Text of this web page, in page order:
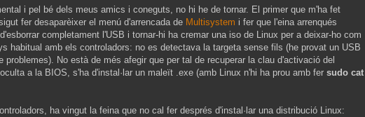
i pel bé dels meus amics i coneguts, no hi he de tornar. El primer que m'ha fet
fer desaparèixer el menú d'arrencada de Multisystem i fer que l'eina arrenqués
completament l'USB i tornar-hi ha cremar una iso de Linux per a deixar-ho com
habitual amb els controladors: no es detectava la targeta sense fils (he provat un USB
problemes). No està de més afegir que per tal de recuperar la clau d'activació del
a la BIOS, s'ha d'instal·lar un maleït .exe (amb Linux n'hi ha prou amb fer sudo cat
ha vingut la feina que no cal fer després d'instal·lar una distribució Linux: